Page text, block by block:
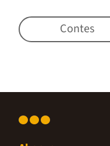
Contes